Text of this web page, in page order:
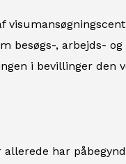
besøgs-, arbejds- og
i bevillinger den
har